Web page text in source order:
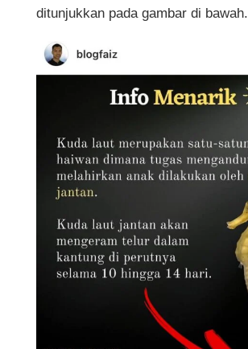
ditunjukkan pada gambar di bawah.